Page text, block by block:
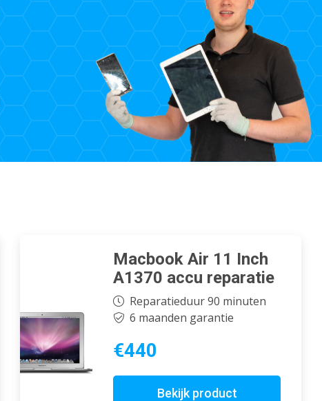
Macbook Air 11 Inch
A1370 accu reparatie
Reparatieduur 90 minuten
6 maanden garantie
€440
Bekijk product